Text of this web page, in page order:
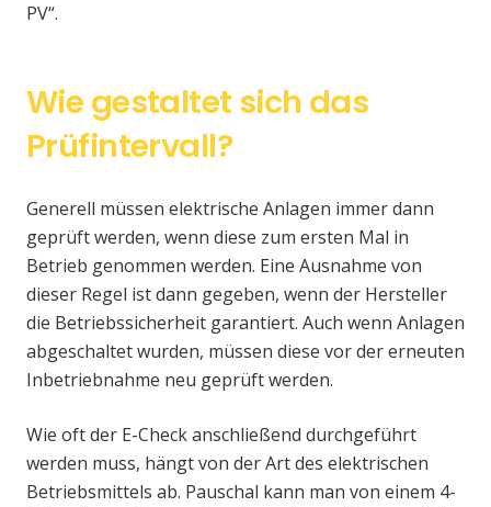
PV“.
Wie gestaltet sich das
Prüfintervall?
Generell müssen elektrische Anlagen immer dann
geprüft werden, wenn diese zum ersten Mal in
Betrieb genommen werden. Eine Ausnahme von
dieser Regel ist dann gegeben, wenn der Hersteller
die Betriebssicherheit garantiert. Auch wenn Anlagen
abgeschaltet wurden, müssen diese vor der erneuten
Inbetriebnahme neu geprüft werden.
Wie oft der E-Check anschließend durchgeführt
werden muss, hängt von der Art des elektrischen
Betriebsmittels ab. Pauschal kann man von einem 4-